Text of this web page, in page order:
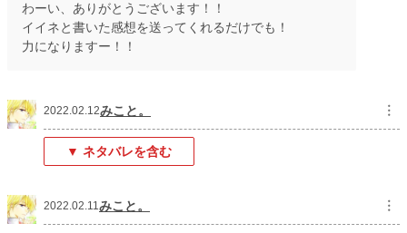
わーい、ありがとうございます！！
イイネと書いた感想を送ってくれるだけでも！
力になりますー！！
2022.02.12みこと。 ︙
▼ ネタバレを含む
2022.02.11みこと。 ︙